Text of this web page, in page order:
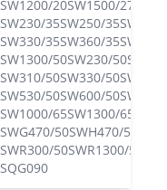
20SW1500/
35SW250/
35SW360/
50SW230/
50SW330/
50SW600/
65SW1300/
50SWH470/
50SWR1300/